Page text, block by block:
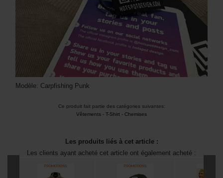
Modèle: Carpfishing Punk
Ce produit fait partie des catégories suivantes:
Vêtements - T-Shirt - Chemises
Les produits liés à cet article :
Les clients ayant acheté cet article ont également acheté :